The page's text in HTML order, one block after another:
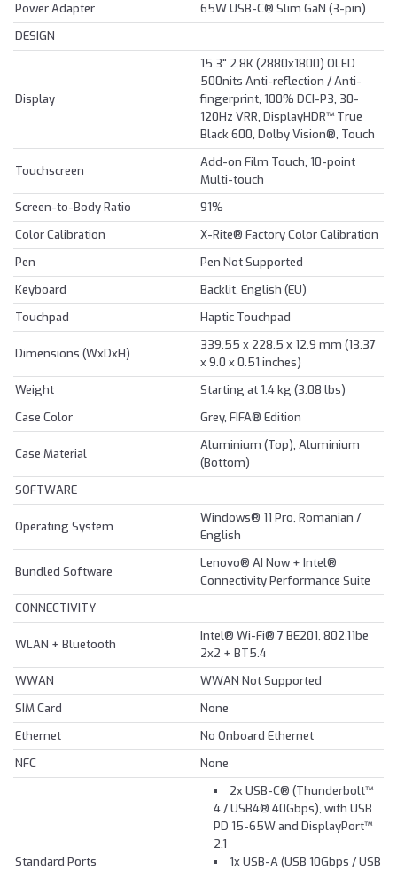
Power Adapter
65W USB-C® Slim GaN (3-pin)
DESIGN
Display
15.3" 2.8K (2880x1800) OLED
500nits Anti-reflection / Anti-
fingerprint, 100% DCI-P3, 30-
120Hz VRR, DisplayHDR™ True
Black 600, Dolby Vision®, Touch
Touchscreen
Add-on Film Touch, 10-point
Multi-touch
Screen-to-Body Ratio
91%
Color Calibration
X-Rite® Factory Color Calibration
Pen
Pen Not Supported
Keyboard
Backlit, English (EU)
Touchpad
Haptic Touchpad
Dimensions (WxDxH)
339.55 x 228.5 x 12.9 mm (13.37
x 9.0 x 0.51 inches)
Weight
Starting at 1.4 kg (3.08 lbs)
Case Color
Grey, FIFA® Edition
Case Material
Aluminium (Top), Aluminium
(Bottom)
SOFTWARE
Operating System
Windows® 11 Pro, Romanian /
English
Bundled Software
Lenovo® AI Now + Intel®
Connectivity Performance Suite
CONNECTIVITY
WLAN + Bluetooth
Intel® Wi-Fi® 7 BE201, 802.11be
2x2 + BT5.4
WWAN
WWAN Not Supported
SIM Card
None
Ethernet
No Onboard Ethernet
NFC
None
Standard Ports
2x USB-C® (Thunderbolt™
4 / USB4® 40Gbps), with USB
PD 15-65W and DisplayPort™
2.1
1x USB-A (USB 10Gbps / USB